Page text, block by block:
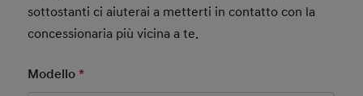
sottostanti ci aiuterai a metterti in contatto con la
concessionaria più vicina a te.
Modello*